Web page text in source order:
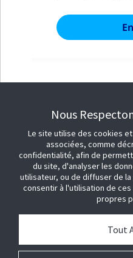
Nous
Le site utilise des cookies
associées, comme
confidentialité, afin de
du site, d'analyser les
utilisateur, ou de diffuser de
consentir à l'utilisation de
propres
Tout